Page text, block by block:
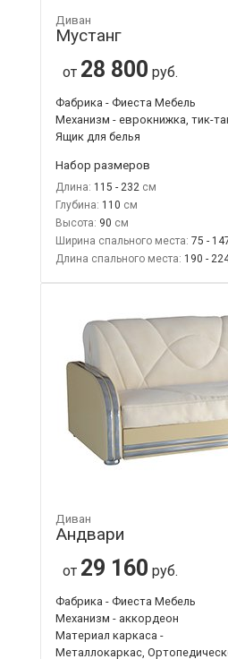
Диван
Мустанг
от 28 800 руб.
Фабрика - Фиеста Мебель
Механизм - еврокнижка, тик-
Ящик для белья
Набор размеров
Длина: 115 - 232
Глубина: 110
Высота: 90
Ширина спального места: 75 -
Длина спального места: 190 -
Диван
Андвари
от 29 160 руб.
Фабрика - Фиеста Мебель
Механизм - аккордеон
Материал каркаса -
Металлокаркас,